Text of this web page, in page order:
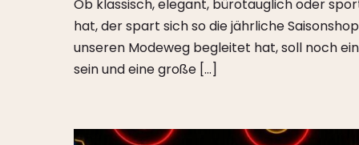
Ob klassisch, elegant, bürotauglich oder
hat, der spart sich so die jährliche
unseren Modeweg begleitet hat, soll noch
sein und eine große […]